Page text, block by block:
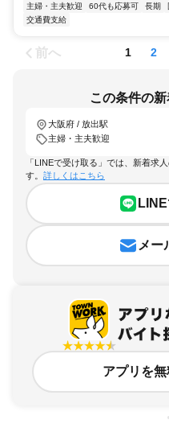
主婦・主夫歓迎 60代も応募可 長期
交通費支給
前へ 1 2
この条件の
大阪府 / 放出駅
主婦・主夫歓迎
「LINEで受け取る」では、新着求
す。 詳しくはこちら
メー
アプリを